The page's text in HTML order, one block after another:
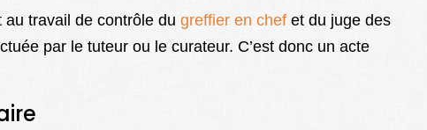
au travail de contrôle du greffier en chef et du juge des
par le tuteur ou le curateur. C’est donc un acte